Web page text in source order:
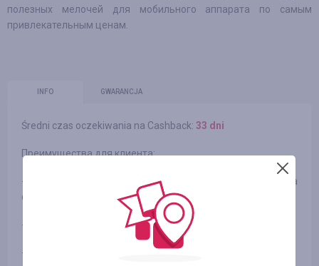
полезных мелочей для мобильного аппарата по самым
привлекательным ценам.
INFO GWARANCJA
Średni czas oczekiwania na Cashback: 33 dni
Преимущества для клиента:
- более 40000 наименований товаров в наличии на
собственном складе
- максимально быстрая доставка
- разумные цены